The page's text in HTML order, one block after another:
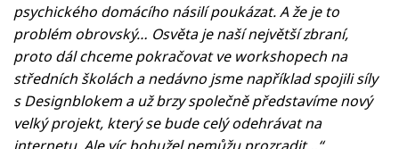
psychického domácího násilí poukázat. A že je to
problém obrovský… Osvěta je naší největší zbraní,
proto dál chceme pokračovat ve workshopech na
středních školách a nedávno jsme například spojili síly
s Designblokem a už brzy společně představíme nový
velký projekt, který se bude celý odehrávat na